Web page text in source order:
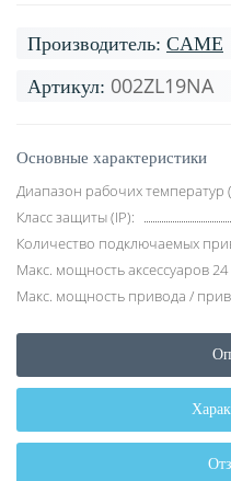
Производитель: CAME
Артикул: 002ZL19NA
Основные характеристики
Диапазон рабочих температур
Класс защиты (IP):
Количество подключаемых
Макс. мощность аксессуаров 24
Макс. мощность привода /